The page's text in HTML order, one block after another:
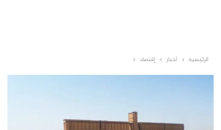
الرئيسية أخبار إقتصاد